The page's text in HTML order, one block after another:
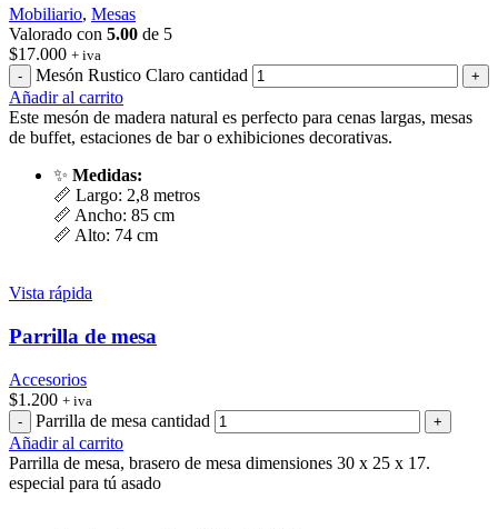
Mobiliario, Mesas
Valorado con 5.00 de 5
$17.000 + iva
Mesón Rustico Claro cantidad
Añadir al carrito
Este mesón de madera natural es perfecto para cenas largas, mesas
de buffet, estaciones de bar o exhibiciones decorativas.
✨ Medidas:
📏 Largo: 2,8 metros
📏 Ancho: 85 cm
📏 Alto: 74 cm
Vista rápida
Parrilla de mesa
Accesorios
$1.200 + iva
Parrilla de mesa cantidad
Añadir al carrito
Parrilla de mesa, brasero de mesa dimensiones 30 x 25 x 17.
especial para tú asado